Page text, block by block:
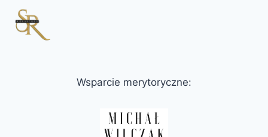
Wsparcie merytoryczne: